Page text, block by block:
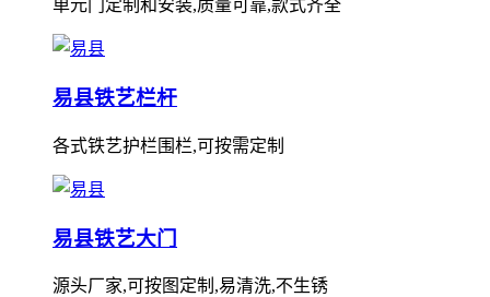
单元门定制和安装,质量可靠,款式齐全
易县铁艺栏杆
各式铁艺护栏围栏,可按需定制
易县铁艺大门
源头厂家,可按图定制,易清洗,不生锈